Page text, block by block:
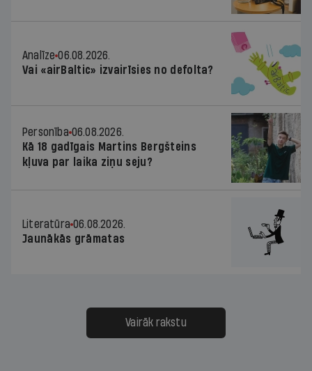
Analīze 06.08.2026.
Vai «airBaltic» izvairīsies no defolta?
Personība 06.08.2026.
Kā 18 gadīgais Martins Bergšteins
kļuva par laika ziņu seju?
Literatūra 06.08.2026.
Jaunākās grāmatas
Vairāk rakstu